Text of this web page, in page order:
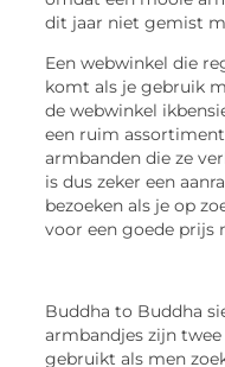
dit jaar niet gemist
Een webwinkel die
komt als je gebruik
de webwinkel
een ruim
armbanden die ze
is dus zeker een
bezoeken als je op
voor een goede prijs
Buddha to Buddha
armbandjes zijn
gebruikt als men